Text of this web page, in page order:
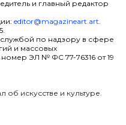
и главный редактор
editor@magazineart.art.
по надзору в сфере
и массовых
ЭЛ № ФС 77-76316 от 19
об искусстве и культуре.